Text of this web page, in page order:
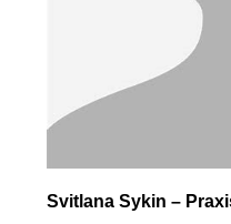
Svitlana Sykin –